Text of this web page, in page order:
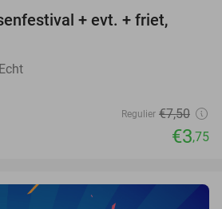
+ evt. + friet,
Regulier €7,50
€3,75